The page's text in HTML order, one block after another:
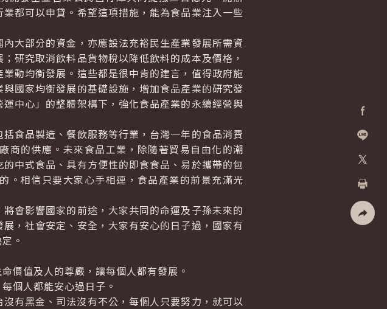
加入好
列印
都可以申貸。希望這項措施，能為食品業注入一些
部分的資金，亦應設法充裕民生產業發展所需資
研究取消飲料品貨物稅以降低飲料的成本及價格，
動均衡發展。這些都是很中肯的建言，值得政府施
國家均衡發展的基礎設施，增加食品產業的研究發
中心」的整體架構下，強化食品產業的永續經營與
品製造、餐飲服務等行業，台灣一年的食品消費
商的供應。未來食品工業，除隨著貿易自由化的潮
中式食品、具有方便性的即食食品、易於攜帶的包
。相信只要大家心手相連，食品產業的前景充滿光
影響國家的前途，大家共同的命運及子孫未來的
，社會安定、安全，大家有安心的日子過，國家有
。
值及人的尊嚴，讓每個人都有發展。
個人都能安心過日子。
黑金、司法沒有不公，每個人只要努力，就可以